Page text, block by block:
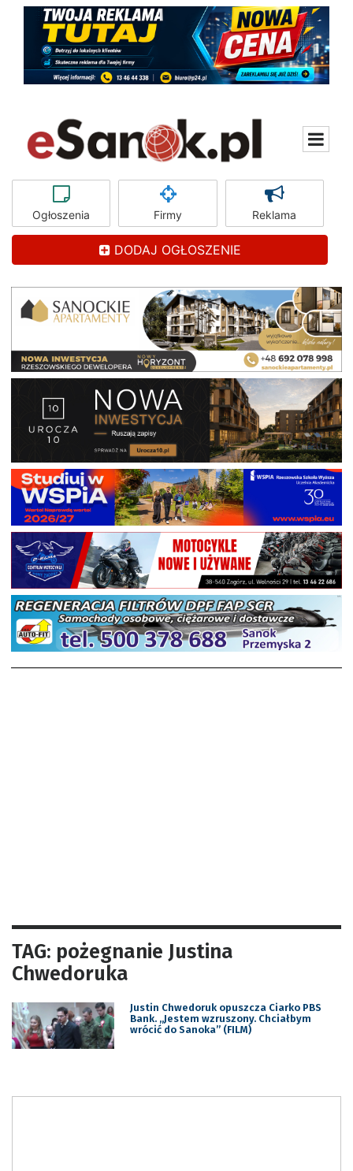
Ogłoszenia Firmy Reklama
DODAJ OGŁOSZENIE
TAG: pożegnanie Justina
Chwedoruka
Justin Chwedoruk opuszcza Ciarko PBS
Bank. „Jestem wzruszony. Chciałbym
wrócić do Sanoka” (FILM)